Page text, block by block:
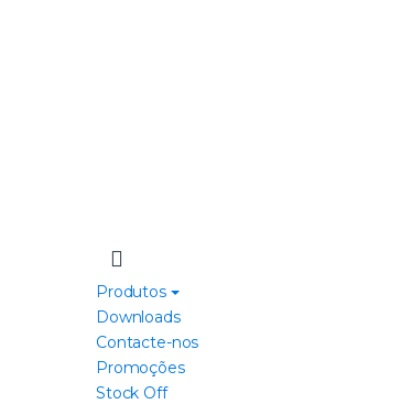
Produtos
Downloads
Contacte-nos
Promoções
Stock Off